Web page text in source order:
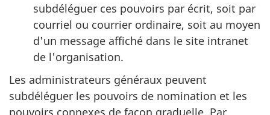
subdéléguer ces pouvoirs par écrit, soit par
courriel ou courrier ordinaire, soit au moyen
d'un message affiché dans le site intranet
de l'organisation.
Les administrateurs généraux peuvent
subdéléguer les pouvoirs de nomination et les
pouvoirs connexes de façon graduelle. Par